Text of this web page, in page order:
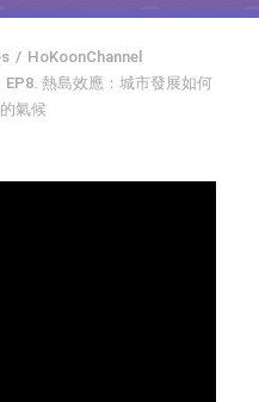
HoKoonChannel
EP8. 熱島效應：城市發展如何
氣候